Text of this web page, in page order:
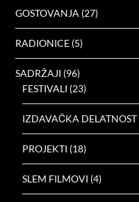
GOSTOVANJA (27)
RADIONICE (5)
SADRŽAJI (96)
FESTIVALI (23)
IZDAVAČKA DELATNOST
PROJEKTI (18)
SLEM FILMOVI (4)